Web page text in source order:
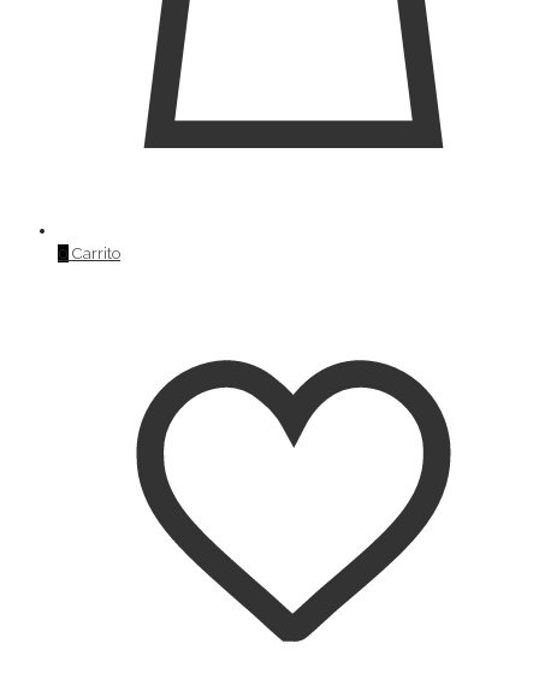
0 Carrito